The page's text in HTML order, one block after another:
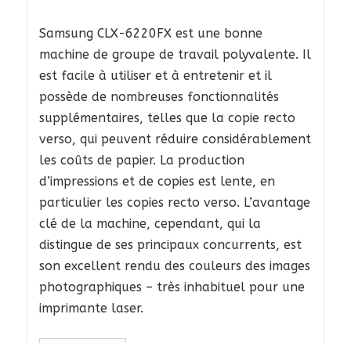
Samsung CLX-6220FX est une bonne
machine de groupe de travail polyvalente. Il
est facile à utiliser et à entretenir et il
possède de nombreuses fonctionnalités
supplémentaires, telles que la copie recto
verso, qui peuvent réduire considérablement
les coûts de papier. La production
d’impressions et de copies est lente, en
particulier les copies recto verso. L’avantage
clé de la machine, cependant, qui la
distingue de ses principaux concurrents, est
son excellent rendu des couleurs des images
photographiques – très inhabituel pour une
imprimante laser.